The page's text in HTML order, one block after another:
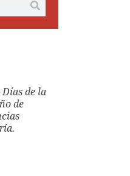
de la
de